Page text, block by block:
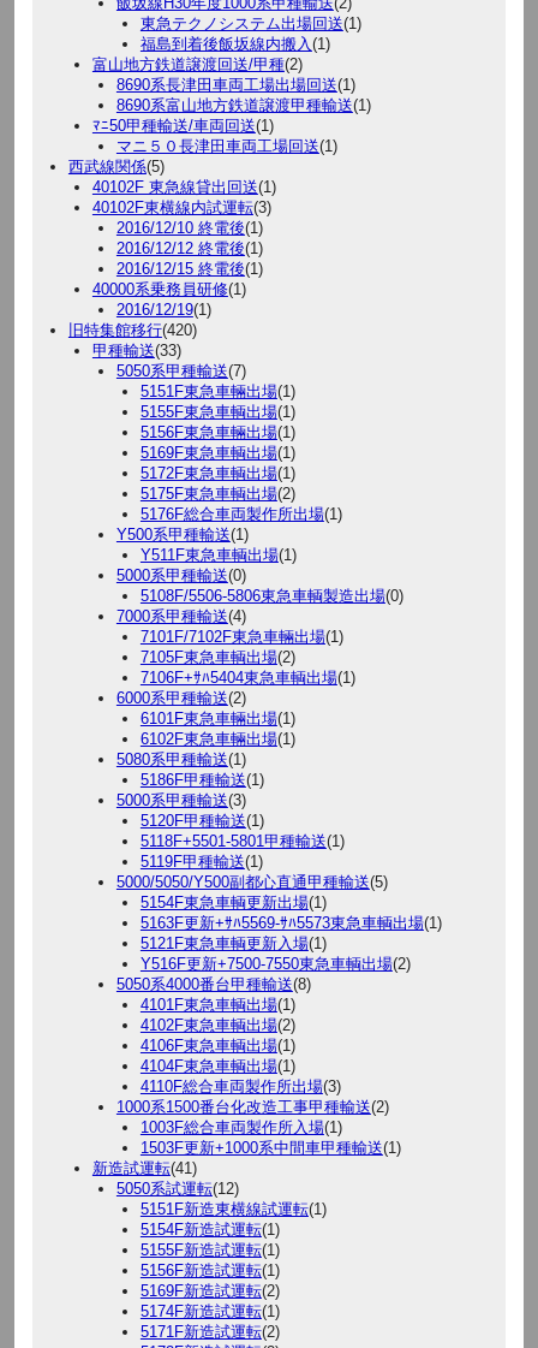
東急テクノシステム出場回送(1)
福島到着後飯坂線内搬入(1)
富山地方鉄道譲渡回送/甲種(2)
8690系長津田車両工場出場回送(1)
8690系富山地方鉄道譲渡甲種輸送(1)
ﾏﾆ50甲種輸送/車両回送(1)
マニ５０長津田車両工場回送(1)
西武線関係(5)
40102F 東急線貸出回送(1)
40102F東横線内試運転(3)
2016/12/10 終電後(1)
2016/12/12 終電後(1)
2016/12/15 終電後(1)
40000系乗務員研修(1)
2016/12/19(1)
旧特集館移行(420)
甲種輸送(33)
5050系甲種輸送(7)
5151F東急車輛出場(1)
5155F東急車輌出場(1)
5156F東急車輛出場(1)
5169F東急車輌出場(1)
5172F東急車輌出場(1)
5175F東急車輌出場(2)
5176F総合車両製作所出場(1)
Y500系甲種輸送(1)
Y511F東急車輌出場(1)
5000系甲種輸送(0)
5108F/5506-5806東急車輌製造出場(0)
7000系甲種輸送(4)
7101F/7102F東急車輛出場(1)
7105F東急車輌出場(2)
7106F+ｻﾊ5404東急車輌出場(1)
6000系甲種輸送(2)
6101F東急車輛出場(1)
6102F東急車輛出場(1)
5080系甲種輸送(1)
5186F甲種輸送(1)
5000系甲種輸送(3)
5120F甲種輸送(1)
5118F+5501-5801甲種輸送(1)
5119F甲種輸送(1)
5000/5050/Y500副都心直通甲種輸送(5)
5154F東急車輌更新出場(1)
5163F更新+ｻﾊ5569-ｻﾊ5573東急車輌出場(1)
5121F東急車輌更新入場(1)
Y516F更新+7500-7550東急車輌出場(2)
5050系4000番台甲種輸送(8)
4101F東急車輌出場(1)
4102F東急車輌出場(2)
4106F東急車輌出場(1)
4104F東急車輌出場(1)
4110F総合車両製作所出場(3)
1000系1500番台化改造工事甲種輸送(2)
1003F総合車両製作所入場(1)
1503F更新+1000系中間車甲種輸送(1)
新造試運転(41)
5050系試運転(12)
5151F新造東横線試運転(1)
5154F新造試運転(1)
5155F新造試運転(1)
5156F新造試運転(1)
5169F新造試運転(2)
5174F新造試運転(1)
5171F新造試運転(2)